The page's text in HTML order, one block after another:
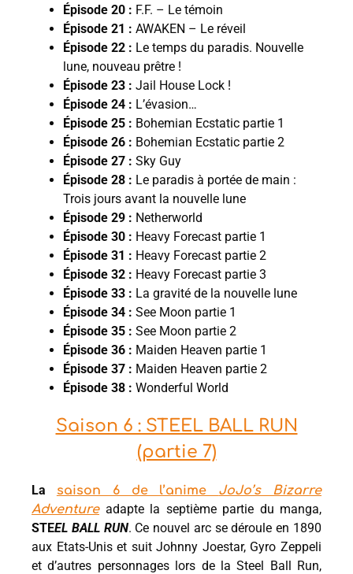
Épisode 20 : F.F. – Le témoin
Épisode 21 : AWAKEN – Le réveil
Épisode 22 : Le temps du paradis. Nouvelle
lune, nouveau prêtre !
Épisode 23 : Jail House Lock !
Épisode 24 : L’évasion…
Épisode 25 : Bohemian Ecstatic partie 1
Épisode 26 : Bohemian Ecstatic partie 2
Épisode 27 : Sky Guy
Épisode 28 : Le paradis à portée de main :
Trois jours avant la nouvelle lune
Épisode 29 : Netherworld
Épisode 30 : Heavy Forecast partie 1
Épisode 31 : Heavy Forecast partie 2
Épisode 32 : Heavy Forecast partie 3
Épisode 33 : La gravité de la nouvelle lune
Épisode 34 : See Moon partie 1
Épisode 35 : See Moon partie 2
Épisode 36 : Maiden Heaven partie 1
Épisode 37 : Maiden Heaven partie 2
Épisode 38 : Wonderful World
Saison 6 : STEEL BALL RUN
(partie 7)
La saison 6 de l’anime JoJo’s Bizarre
Adventure adapte la septième partie du manga,
STEEL BALL RUN. Ce nouvel arc se déroule en 1890
aux Etats-Unis et suit Johnny Joestar, Gyro Zeppeli
et d’autres personnages lors de la Steel Ball Run,